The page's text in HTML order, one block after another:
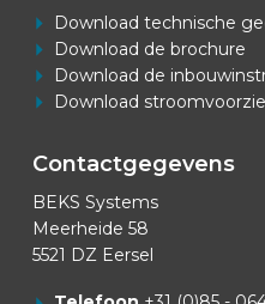
Download technische
Download de brochure
Download de
Download
Contactgegevens
BEKS Systems
Meerheide 58
5521 DZ Eersel